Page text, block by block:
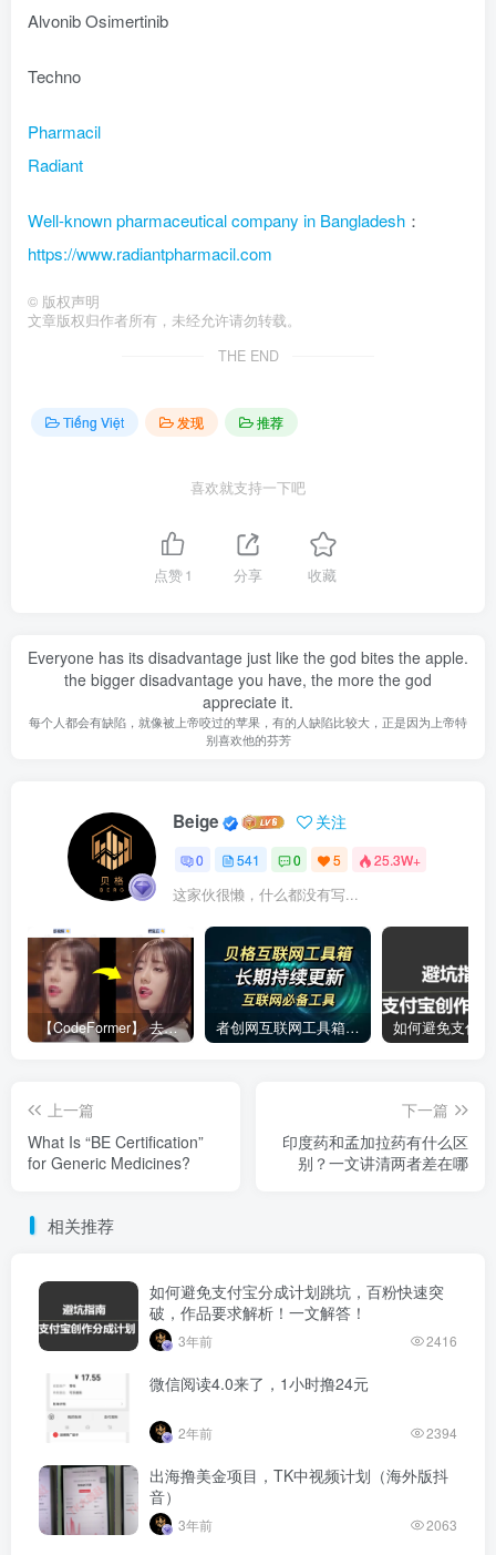
Alvonib Osimertinib
Techno
Pharmacil
Radiant
Well-known pharmaceutical company in Bangladesh ：
https://www.radiantpharmacil.com
© 版权声明
文章版权归作者所有，未经允许请勿转载。
THE END
Tiếng Việt 发现 推荐
喜欢就支持一下吧
点赞1 分享 收藏
Everyone has its disadvantage just like the god bites the apple.
the bigger disadvantage you have, the more the god
appreciate it.
每个人都会有缺陷，就像被上帝咬过的苹果，有的人缺陷比较大，正是因为上帝特
别喜欢他的芬芳
Beige 关注
0 541 0 5 25.3W+
这家伙很懒，什么都没有写...
【CodeFormer】 去马赛克神器 者创网互联网工具箱合集
上一篇
What Is “BE Certification”
for Generic Medicines?
下一篇
印度药和孟加拉药有什么区
别？一文讲清两者差在哪
相关推荐
如何避免支付宝分成计划跳坑，百粉快速突
破，作品要求解析！一文解答！
3年前 2416
微信阅读4.0来了，1小时撸24元
2年前 2394
出海撸美金项目，TK中视频计划（海外版抖
音）
3年前 2063